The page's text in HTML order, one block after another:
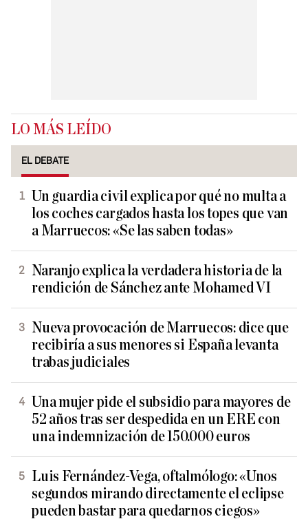
LO MÁS LEÍDO
EL DEBATE
Un guardia civil explica por qué no multa a
los coches cargados hasta los topes que van
a Marruecos: «Se las saben todas»
Naranjo explica la verdadera historia de la
rendición de Sánchez ante Mohamed VI
Nueva provocación de Marruecos: dice que
recibiría a sus menores si España levanta
trabas judiciales
Una mujer pide el subsidio para mayores de
52 años tras ser despedida en un ERE con
una indemnización de 150.000 euros
Luis Fernández-Vega, oftalmólogo: «Unos
segundos mirando directamente el eclipse
pueden bastar para quedarnos ciegos»